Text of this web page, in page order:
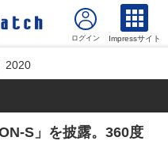
Impressサイト
2020
S」を披露。360度